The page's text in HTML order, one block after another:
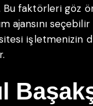
faktörleri göz
ajansını
işletmenizin